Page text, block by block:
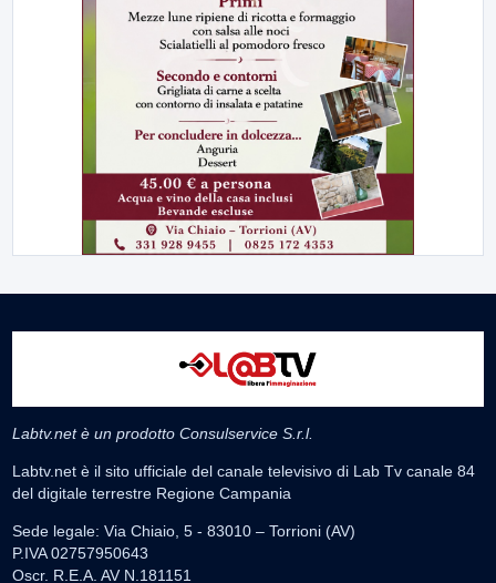
Labtv.net è un prodotto Consulservice S.r.l.
Labtv.net è il sito ufficiale del canale televisivo di Lab Tv canale 84
del digitale terrestre Regione Campania
Sede legale: Via Chiaio, 5 - 83010 – Torrioni (AV)
P.IVA 02757950643
Oscr. R.E.A. AV N.181151